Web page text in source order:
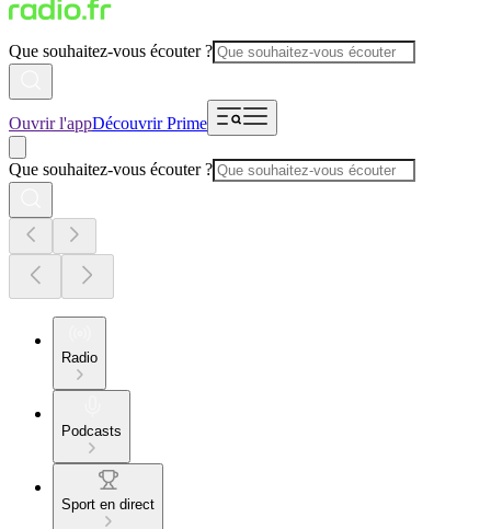
Que souhaitez-vous écouter ?
Ouvrir l'appDécouvrir Prime
Que souhaitez-vous écouter ?
Radio
Podcasts
Sport en direct